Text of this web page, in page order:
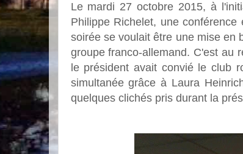
Le mardi 27 octobre 2015, à
Philippe Richelet, une
soirée se voulait être une mise en
groupe franco-allemand. C'est au
le président avait convié le club
simultanée grâce à Laura
quelques clichés pris durant la